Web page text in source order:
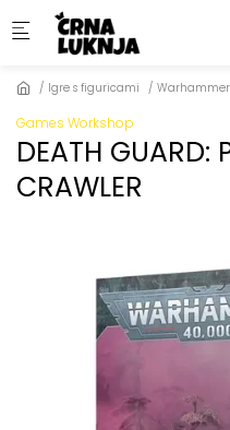
Skip to main content
Igre s figuricami
Games Workshop
DEATH GUARD:
CRAWLER